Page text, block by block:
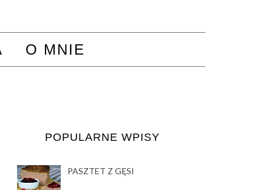
O MNIE
POPULARNE WPISY
PASZTET Z GĘSI